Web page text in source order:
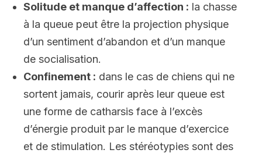
Solitude et manque d’affection : la chasse
à la queue peut être la projection physique
d’un sentiment d’abandon et d’un manque
de socialisation.
Confinement : dans le cas de chiens qui ne
sortent jamais, courir après leur queue est
une forme de catharsis face à l’excès
d’énergie produit par le manque d’exercice
et de stimulation. Les stéréotypies sont des